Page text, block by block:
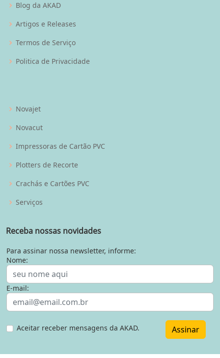
Blog da AKAD
Artigos e Releases
Termos de Serviço
Politica de Privacidade
Novajet
Novacut
Impressoras de Cartão PVC
Plotters de Recorte
Crachás e Cartões PVC
Serviços
Receba nossas novidades
Para assinar nossa newsletter, informe:
Nome:
E-mail:
Aceitar receber mensagens da AKAD. Assinar